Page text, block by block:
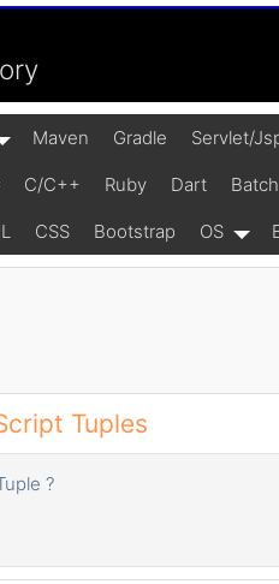
Maven Gradle Servlet/
C/C++ Ruby Dart Batch
CSS Bootstrap OS
Tuples
?